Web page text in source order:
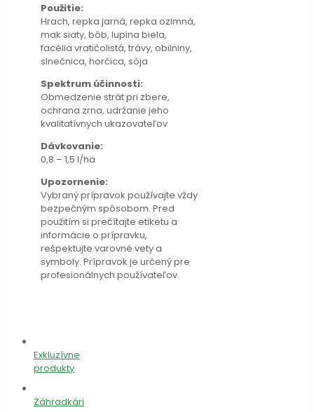
Použitie:
Hrach, repka jarná, repka ozimná,
mak siaty, bôb, lupina biela,
facélia vratičolistá, trávy, obilniny,
slnečnica, horčica, sója
Spektrum účinnosti:
Obmedzenie strát pri zbere,
ochrana zrna, udržanie jeho
kvalitatívnych ukazovateľov
Dávkovanie:
0,8 – 1,5 l/ha
Upozornenie:
Vybraný prípravok používajte vždy
bezpečným spôsobom. Pred
použitím si prečítajte etiketu a
informácie o prípravku,
rešpektujte varovné vety a
symboly. Prípravok je určený pre
profesionálnych používateľov.
Exkluzívne
produkty
Záhradkári